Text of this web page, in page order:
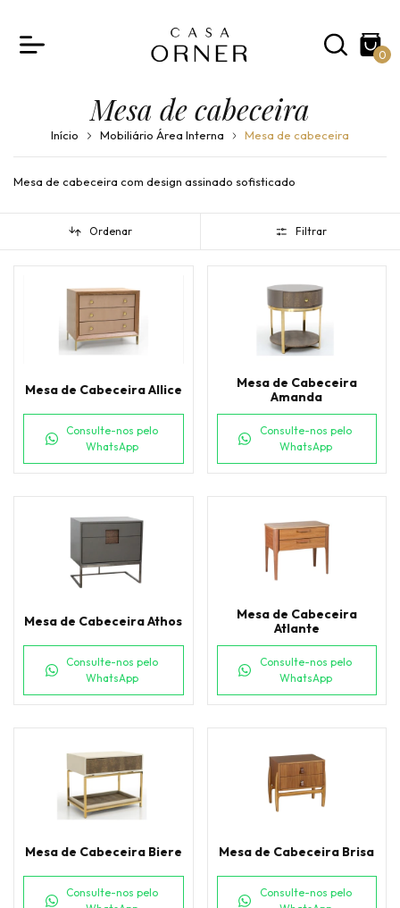
0
Mesa de cabeceira
Início Mobiliário Área Interna Mesa de cabeceira
Mesa de cabeceira com design assinado sofisticado
Ordenar Filtrar
Mesa de Cabeceira Allice
Consulte-nos pelo
WhatsApp
Mesa de Cabeceira
Amanda
Consulte-nos pelo
WhatsApp
Mesa de Cabeceira Athos
Consulte-nos pelo
WhatsApp
Mesa de Cabeceira
Atlante
Consulte-nos pelo
WhatsApp
Mesa de Cabeceira Biere
Consulte-nos pelo
Mesa de Cabeceira Brisa
Consulte-nos pelo